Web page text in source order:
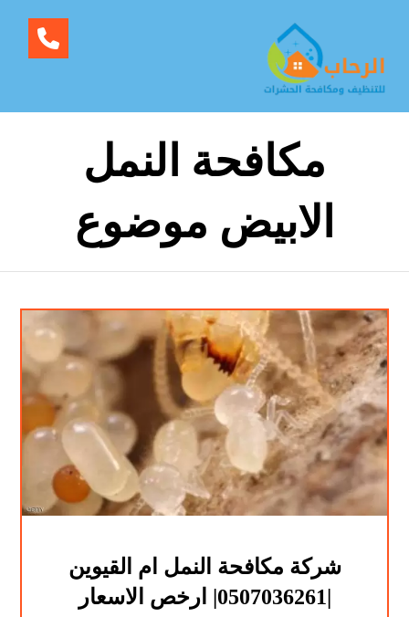
مكافحة النمل
الابيض موضوع
شركة مكافحة النمل ام القيوين
|0507036261| ارخص الاسعار